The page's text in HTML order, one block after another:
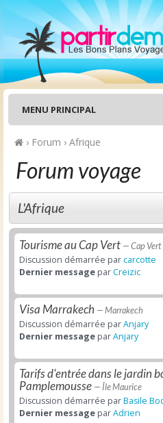
MENU PRINCIPAL
› Forum › Afrique
Forum voyage
L'Afrique
Tourisme au Cap Vert — Cap Vert
Discussion démarrée par carcotte
Dernier message par Creizic
Visa Marrakech — Marrakech
Discussion démarrée parAnjary
Dernier message parAnjary
Tarifs d'entrée dans le jardin
Pamplemousse — Île Maurice
Discussion démarrée parBasile
Dernier message parAdrien